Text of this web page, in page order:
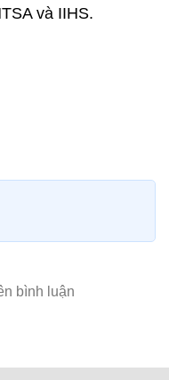
và IIHS.